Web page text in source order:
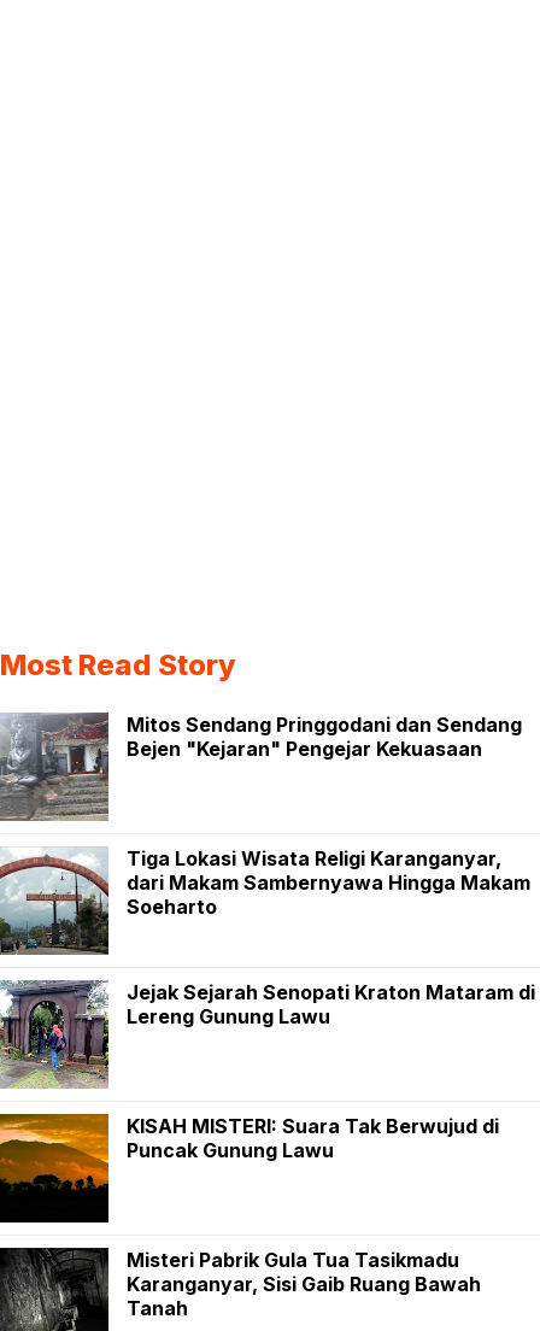
Most Read Story
Mitos Sendang Pringgodani dan Sendang
Bejen "Kejaran" Pengejar Kekuasaan
Tiga Lokasi Wisata Religi Karanganyar,
dari Makam Sambernyawa Hingga Makam
Soeharto
Jejak Sejarah Senopati Kraton Mataram di
Lereng Gunung Lawu
KISAH MISTERI: Suara Tak Berwujud di
Puncak Gunung Lawu
Misteri Pabrik Gula Tua Tasikmadu
Karanganyar, Sisi Gaib Ruang Bawah
Tanah